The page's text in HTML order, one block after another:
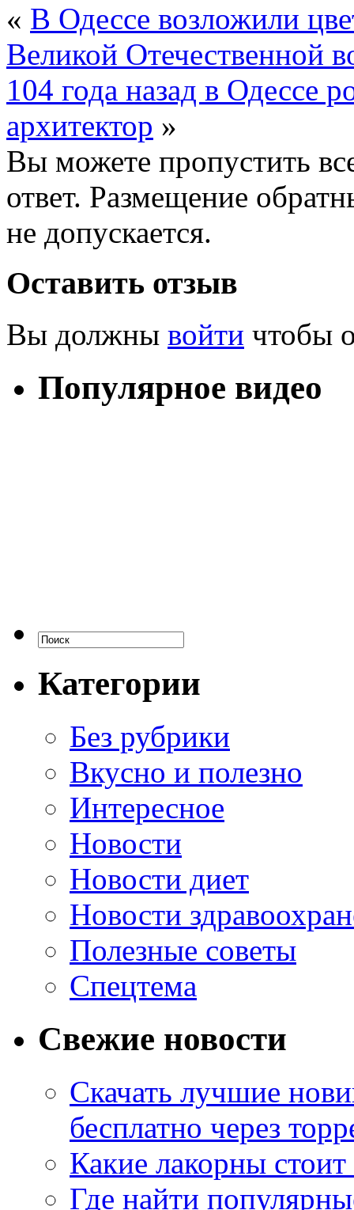
« В Одессе возложили
Великой Отечественной
104 года назад в Одессе
архитектор »
Вы можете пропустить
ответ. Размещение
не допускается.
Оставить отзыв
Вы должны войти чтобы
Популярное видео
Категории
Без рубрики
Вкусно и полезно
Интересное
Новости
Новости диет
Новости
Полезные советы
Спецтема
Свежие новости
Скачать лучшие
бесплатно через
Какие лакорны стоит
Где найти